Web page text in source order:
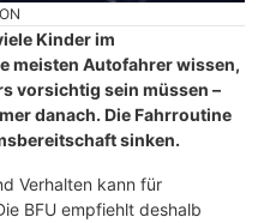
Kinder im
meisten Autofahrer wissen,
vorsichtig sein müssen –
danach. Die Fahrroutine
sinken.
Verhalten kann für
BFU empfiehlt deshalb